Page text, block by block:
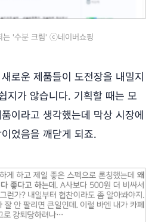
는 '수분 크림' ⓒ네이버쇼핑
로운 제품들이 도전장을 내밀지
지가 않습니다. 기획할 때는 모
이라고 생각했는데 막상 시장에
었음을 깨닫게 되죠.